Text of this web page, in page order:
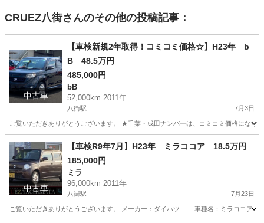
CRUEZ八街さんのその他の投稿記事：
中古車
【車検新規2年取得！コミコミ価格☆】H23年 b
B 48.5万円
485,000円
bB
52,000km 2011年
八街駅 7月3日
ご覧いただきありがとうございます。 ★千葉・成田ナンバーは、コミコミ価格にな
千葉 八街市 八街駅 走行距離
中古車
【車検R9年7月】H23年 ミラココア 18.5万円
185,000円
ミラ
96,000km 2011年
八街駅 7月23日
ご覧いただきありがとうございます。 メーカー：ダイハツ 車種名：ミラ